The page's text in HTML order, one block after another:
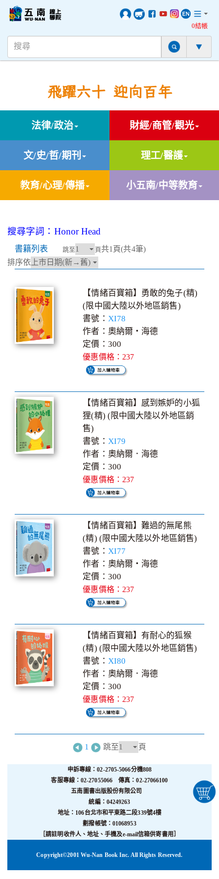
0結帳
飛躍六十 迎向百年
法律/政治 財經/商管/觀光
文/史/哲/期刊 理工/醫護
教育/心理/傳播 小五南/中等教育
搜尋字詞：Honor Head
書籍列表 跳至 頁共1頁(共4筆)
排序依
【情緒百寶箱】勇敢的兔子(精)
(限中國大陸以外地區銷售)
書號： XI78
作者：奧納爾‧海德
定價：300
優惠價格：237
【情緒百寶箱】感到嫉妒的小狐
狸(精) (限中國大陸以外地區銷
售)
書號： XI79
作者：奧納爾．海德
定價：300
優惠價格：237
【情緒百寶箱】難過的無尾熊
(精) (限中國大陸以外地區銷售)
書號： XI77
作者：奧納爾‧海德
定價：300
優惠價格：237
【情緒百寶箱】有耐心的狐猴
(精) (限中國大陸以外地區銷售)
書號： XI80
作者：奧納爾．海德
定價：300
優惠價格：237
1 跳至 頁
申訴專線：02-2705-5066分機808
客服專線：02-27055066 傳真：02-27066100
五南圖書出版股份有限公司
統編：04249263
地址：106台北市和平東路二段339號4樓
劃撥帳號：01068953
［請註明收件人、地址、手機及e-mail信箱供寄書用］
Copyright©2001 Wu-Nan Book Inc. All Rights Reserved.